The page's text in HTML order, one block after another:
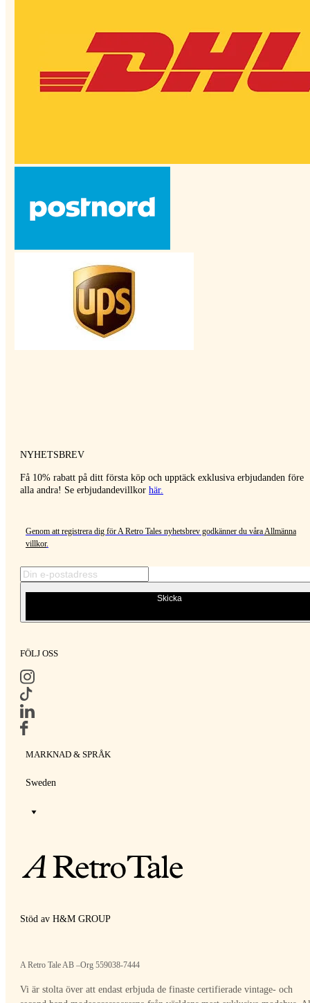
NYHETSBREV
Få 10% rabatt på ditt första köp och upptäck exklusiva erbjudanden före
alla andra! Se erbjudandevillkor här.
Genom att registrera dig för A Retro Tales nyhetsbrev godkänner du våraAllmänna
villkor.
Skicka
FÖLJ OSS
MARKNAD & SPRÅK
Sweden
Stöd av H&M GROUP
A Retro Tale AB –Org 559038-7444
Vi är stolta över att endast erbjuda de finaste certifierade vintage- och